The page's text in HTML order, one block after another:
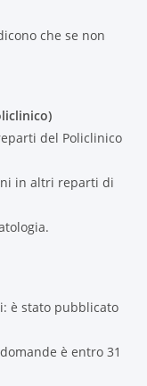
che se non
del Policlinico
in altri reparti di
è stato pubblicato
è entro 31